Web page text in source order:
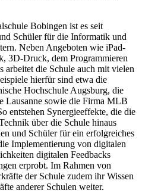
Bobingen ist es seit
Schüler für die Informatik und
Neben Angeboten wie iPad-
3D-Druck, dem Programmieren
die Schule auch mit vielen
hierfür sind etwa die
Hochschule Augsburg, die
Lausanne sowie die Firma MLB
entstehen Synergieeffekte, die die
über die Schule hinaus
und Schüler für ein erfolgreiches
Implementierung von digitalen
digitalen Feedbacks
erprobt. Im Rahmen von
der Schule zudem ihr Wissen
anderer Schulen weiter.